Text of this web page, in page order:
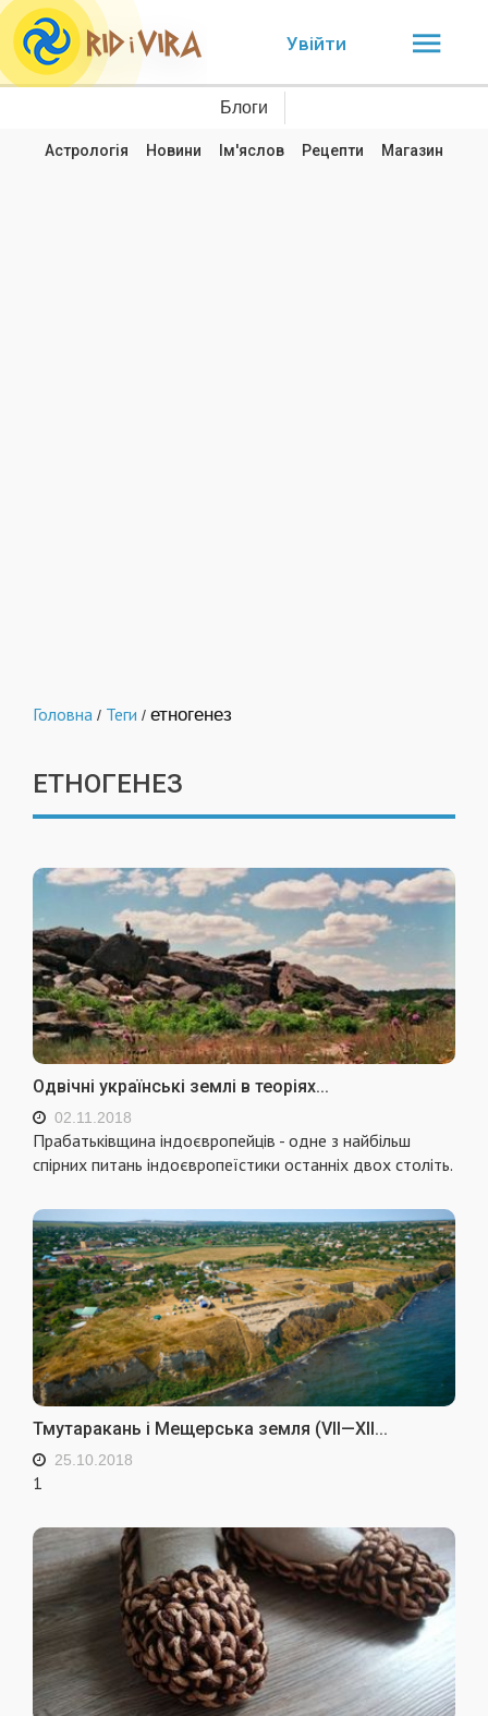
Увійти
Блоги
Астрологія Новини Ім'яслов Рецепти Магазин
Головна / Теги / етногенез
ЕТНОГЕНЕЗ
Одвічні українські землі в теоріях...
02.11.2018
Прабатьківщина індоєвропейців - одне з найбільш
спірних питань індоєвропеїстики останніх двох століть.
Тмутаракань і Мещерська земля (VII—XII...
25.10.2018
1